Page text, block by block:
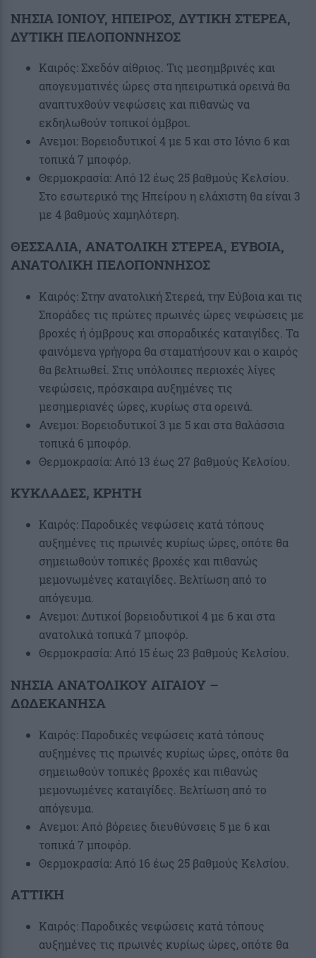
ΝΗΣΙΑ ΙΟΝΙΟΥ, ΗΠΕΙΡΟΣ, ΔΥΤΙΚΗ ΣΤΕΡΕΑ,
ΔΥΤΙΚΗ ΠΕΛΟΠΟΝΝΗΣΟΣ
Καιρός: Σχεδόν αίθριος. Τις μεσημβρινές και
απογευματινές ώρες στα ηπειρωτικά ορεινά θα
αναπτυχθούν νεφώσεις και πιθανώς να
εκδηλωθούν τοπικοί όμβροι.
Ανεμοι: Βορειοδυτικοί 4 με 5 και στο Ιόνιο 6 και
τοπικά 7 μποφόρ.
Θερμοκρασία: Από 12 έως 25 βαθμούς Κελσίου.
Στο εσωτερικό της Ηπείρου η ελάχιστη θα είναι 3
με 4 βαθμούς χαμηλότερη.
ΘΕΣΣΑΛΙΑ, ΑΝΑΤΟΛΙΚΗ ΣΤΕΡΕΑ, ΕΥΒΟΙΑ,
ΑΝΑΤΟΛΙΚΗ ΠΕΛΟΠΟΝΝΗΣΟΣ
Καιρός: Στην ανατολική Στερεά, την Εύβοια και τις
Σποράδες τις πρώτες πρωινές ώρες νεφώσεις με
βροχές ή όμβρους και σποραδικές καταιγίδες. Τα
φαινόμενα γρήγορα θα σταματήσουν και ο καιρός
θα βελτιωθεί. Στις υπόλοιπες περιοχές λίγες
νεφώσεις, πρόσκαιρα αυξημένες τις
μεσημεριανές ώρες, κυρίως στα ορεινά.
Ανεμοι: Βορειοδυτικοί 3 με 5 και στα θαλάσσια
τοπικά 6 μποφόρ.
Θερμοκρασία: Από 13 έως 27 βαθμούς Κελσίου.
ΚΥΚΛΑΔΕΣ, ΚΡΗΤΗ
Καιρός: Παροδικές νεφώσεις κατά τόπους
αυξημένες τις πρωινές κυρίως ώρες, οπότε θα
σημειωθούν τοπικές βροχές και πιθανώς
μεμονωμένες καταιγίδες. Βελτίωση από το
απόγευμα.
Ανεμοι: Δυτικοί βορειοδυτικοί 4 με 6 και στα
ανατολικά τοπικά 7 μποφόρ.
Θερμοκρασία: Από 15 έως 23 βαθμούς Κελσίου.
ΝΗΣΙΑ ΑΝΑΤΟΛΙΚΟΥ ΑΙΓΑΙΟΥ –
ΔΩΔΕΚΑΝΗΣΑ
Καιρός: Παροδικές νεφώσεις κατά τόπους
αυξημένες τις πρωινές κυρίως ώρες, οπότε θα
σημειωθούν τοπικές βροχές και πιθανώς
μεμονωμένες καταιγίδες. Βελτίωση από το
απόγευμα.
Ανεμοι: Από βόρειες διευθύνσεις 5 με 6 και
τοπικά 7 μποφόρ.
Θερμοκρασία: Από 16 έως 25 βαθμούς Κελσίου.
ΑΤΤΙΚΗ
Καιρός: Παροδικές νεφώσεις κατά τόπους
αυξημένες τις πρωινές κυρίως ώρες, οπότε θα